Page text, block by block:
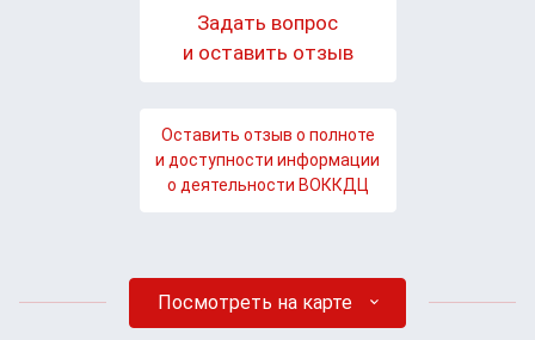
Задать вопрос
и оставить отзыв
Оставить отзыв о полноте
и доступности информации
о деятельности ВОККДЦ
Посмотреть на карте